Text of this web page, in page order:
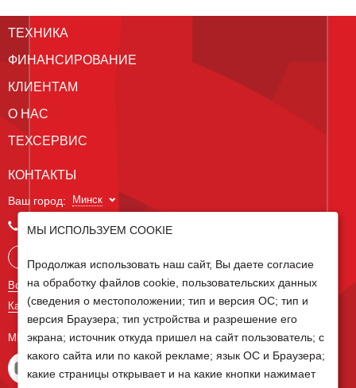
ТЕХНИКА
ФИНАНСИРОВАНИЕ
КЛИЕНТАМ
О НАС
ТЕХСЕРВИС
КОНТАКТЫ
Ваш город: Минск
+375 29 238 97 34
Все контакты
Карта сайта
МЫ В СОЦ СЕТЯХ
МЫ ИСПОЛЬЗУЕМ COOKIE
Продолжая использовать наш сайт, Вы даете согласие
на обработку файлов cookie, пользовательских данных
(сведения о местоположении; тип и версия ОС; тип и
версия Браузера; тип устройства и разрешение его
экрана; источник откуда пришел на сайт пользователь; с
какого сайта или по какой рекламе; язык ОС и Браузера;
какие страницы открывает и на какие кнопки нажимает